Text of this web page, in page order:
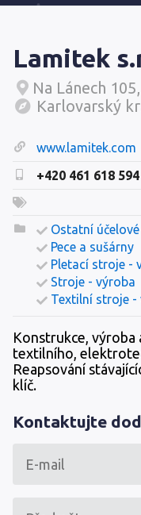
Lamitek
Na Lánech
Karlovarský
www.lamitek.com
+420 461 618 594
Ostatní
Pece a sušárny
Pletací stroje -
Stroje - výroba
Textilní stroje -
Konstrukce,
textilního,
Reapsování
klíč.
Kontaktujte